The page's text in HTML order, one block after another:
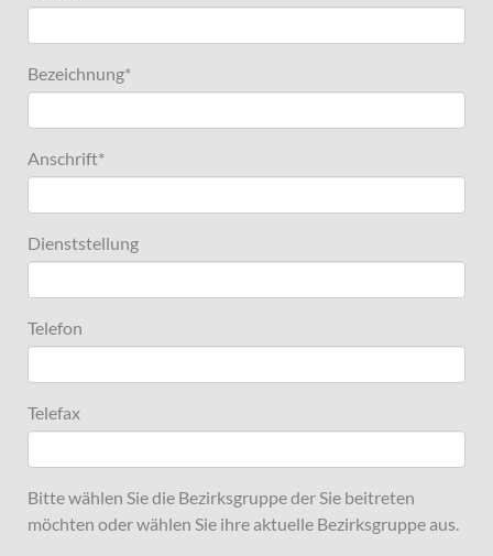
Bezeichnung*
Anschrift*
Dienststellung
Telefon
Telefax
Bitte wählen Sie die Bezirksgruppe der Sie beitreten
möchten oder wählen Sie ihre aktuelle Bezirksgruppe aus.